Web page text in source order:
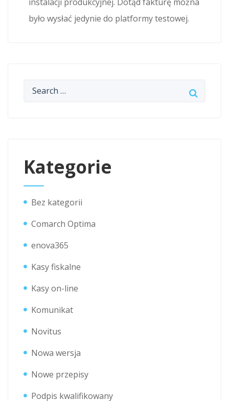
było wysłać jedynie do platformy testowej.
Kategorie
Bez kategorii
Comarch Optima
enova365
Kasy fiskalne
Kasy on-line
Komunikat
Novitus
Nowa wersja
Nowe przepisy
Podpis kwalifikowany